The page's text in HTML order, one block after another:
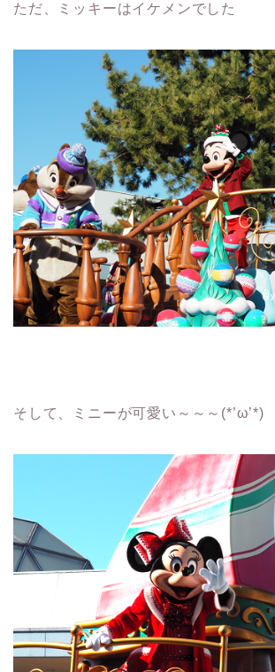
ただ、ミッキーはイケメンでした
そして、ミニーが可愛い～～～(*’ω’*)